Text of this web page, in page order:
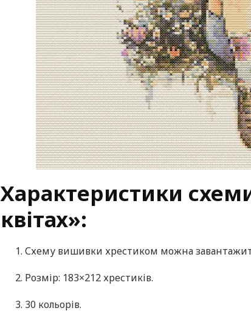
Характеристики
квітах»:
Схему вишивки хрестиком можна
Розмір: 183×212 хрестиків.
30 кольорів.